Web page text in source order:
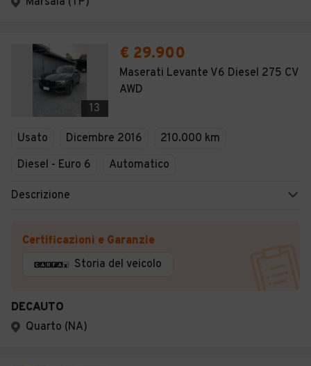
13
€ 29.900
Maserati Levante V6 Diesel 275 CV
AWD
Usato Dicembre 2016
210.000 km
Diesel - Euro 6
Automatico
Descrizione
Certificazioni e Garanzie
Storia del veicolo
DECAUTO
Quarto (NA)